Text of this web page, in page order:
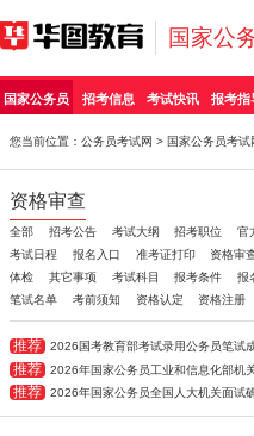
国家公
国家公务员 招考信息 考试快讯 报考指
您当前位置： 公务员考试网 > 国家公务员考试
资格审查
全部 招考公告 考试大纲 招考职位 官
考试日程
报名入口 准考证打印 资格审
体检
其它事项 考试科目 报考条件 报
笔试名单
考前须知 资格认定 资格注册
推荐 2026国考教育部考试录用公务员笔试成绩
推荐 2026年国家公务员工业和信息化部机关及直属
推荐 2026年国家公务员全国人大机关面试